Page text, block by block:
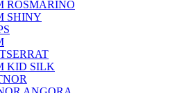
ROSMARINO
SHINY
KID SILK